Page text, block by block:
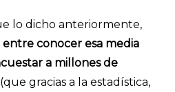
lo dicho anteriormente,
entre conocer esa media
a millones de
(que gracias a la estadística,